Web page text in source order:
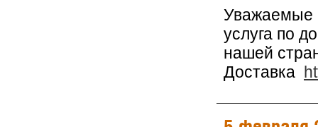
Уважаемые
услуга по
нашей
Доставка